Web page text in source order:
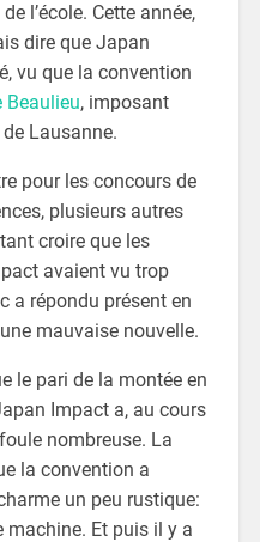
l’école. Cette année,
dire que Japan
vu que la convention
Beaulieu, imposant
Lausanne.
pour les concours de
plusieurs autres
croire que les
avaient vu trop
a répondu présent en
mauvaise nouvelle.
le pari de la montée en
Impact a, au cours
nombreuse. La
la convention a
un peu rustique:
machine. Et puis il y a